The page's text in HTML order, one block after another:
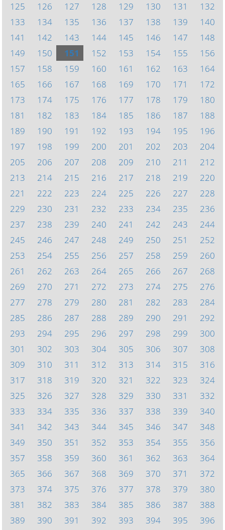
125
126 127 128 129 130 131
132
133
134 135 136 137 138 139
140
141
142 143 144 145 146 147
148
149
150 151 152 153 154 155
156
157
158 159 160 161 162 163
164
165
166 167 168 169 170 171
172
173
174 175 176 177 178 179
180
181
182 183 184 185 186 187
188
189
190 191 192 193 194 195
196
197
198 199 200 201 202 203
204
205
206 207 208 209 210 211
212
213
214 215 216 217 218 219
220
221
222 223 224 225 226 227
228
229
230 231 232 233 234 235
236
237
238 239 240 241 242 243
244
245
246 247 248 249 250 251
252
253
254 255 256 257 258 259
260
261
262 263 264 265 266 267
268
269
270 271 272 273 274 275
276
277
278 279 280 281 282 283
284
285
286 287 288 289 290 291
292
293
294 295 296 297 298 299
300
301
302 303 304 305 306 307
308
309
310 311 312 313 314 315
316
317
318 319 320 321 322 323
324
325
326 327 328 329 330 331
332
333
334 335 336 337 338 339
340
341
342 343 344 345 346 347
348
349
350 351 352 353 354 355
356
357
358 359 360 361 362 363
364
365
366 367 368 369 370 371
372
373
374 375 376 377 378 379
380
381
382 383 384 385 386 387
388
389
390 391 392 393 394 395 396